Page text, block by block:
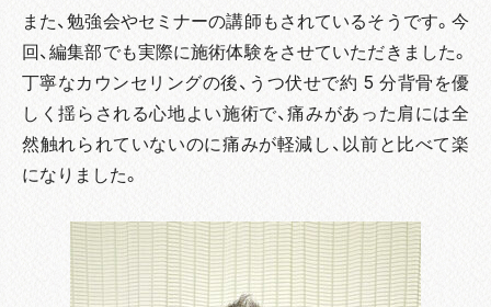
また、勉強会やセミナーの講師もされているそうです。今
回、編集部でも実際に施術体験をさせていただきました。
丁寧なカウンセリングの後、うつ伏せで約 5 分背骨を優
しく揺らされる心地よい施術で、痛みがあった肩には全
然触れられていないのに痛みが軽減し、以前と比べて楽
になりました。